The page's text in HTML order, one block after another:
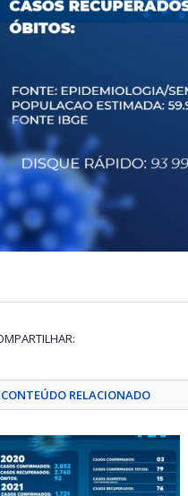
CONTEÚDO RELACIONADO